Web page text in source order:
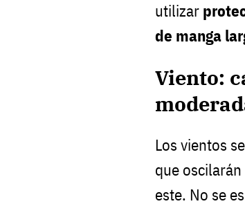
utilizar
de manga
Viento:
Los vientos
que
este. No se